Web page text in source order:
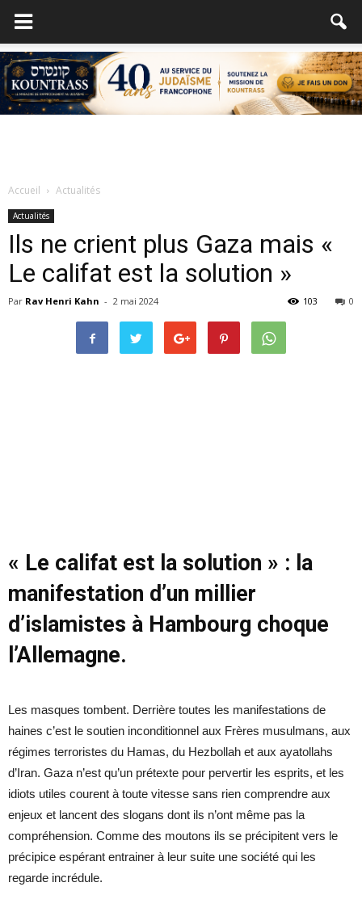
Accueil Actualités
Actualités
Ils ne crient plus Gaza mais «
Le califat est la solution »
Par Rav Henri Kahn - 2 mai 2024 0
103
« Le califat est la solution » : la
manifestation d’un millier
d’islamistes à Hambourg choque
l’Allemagne.
Les masques tombent. Derrière toutes les manifestations de
haines c’est le soutien inconditionnel aux Frères musulmans, aux
régimes terroristes du Hamas, du Hezbollah et aux ayatollahs
d’Iran. Gaza n’est qu’un prétexte pour pervertir les esprits, et les
idiots utiles courent à toute vitesse sans rien comprendre aux
enjeux et lancent des slogans dont ils n’ont même pas la
compréhension. Comme des moutons ils se précipitent vers le
précipice espérant entrainer à leur suite une société qui les
regarde incrédule.